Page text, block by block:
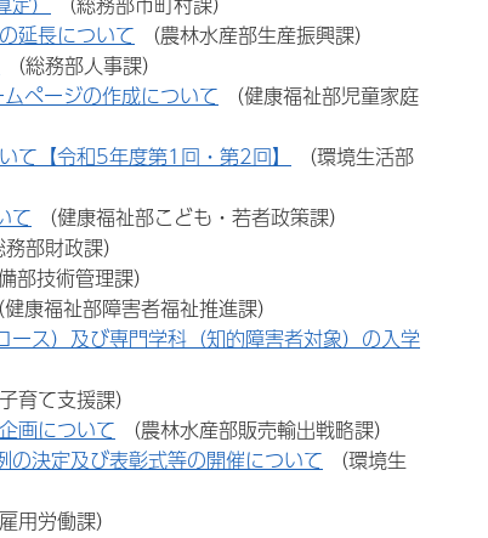
延長について （農林水産部生産振興課）
（総務部人事課）
ページの作成について （健康福祉部児童家庭
て【令和5年度第1回・第2回】
（環境生活部
て （健康福祉部こども・若者政策課）
務部財政課）
部技術管理課）
健康福祉部障害者福祉推進課）
ス）及び専門学科（知的障害者対象）の入学
育て支援課）
画について （農林水産部販売輸出戦略課）
決定及び表彰式等の開催について （環境生
用労働課）